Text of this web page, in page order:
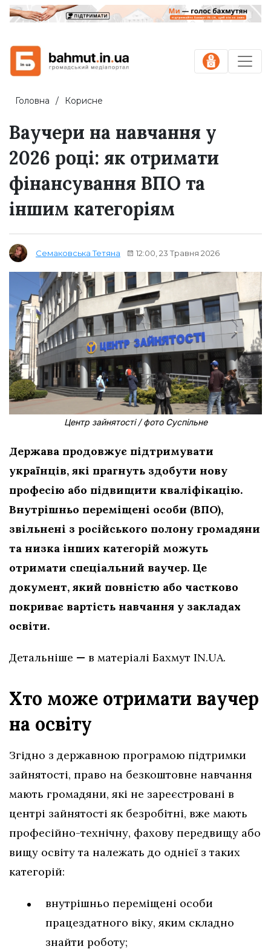
Головна Корисне
Ваучери на навчання у
2026 році: як отримати
фінансування ВПО та
іншим категоріям
Семаковська Тетяна 12:00, 23 Травня 2026
Центр зайнятості / фото Суспільне
Держава продовжує підтримувати
українців, які прагнуть здобути нову
професію або підвищити кваліфікацію.
Внутрішньо переміщені особи (ВПО),
звільнені з російського полону громадяни
та низка інших категорій можуть
отримати спеціальний ваучер. Це
документ, який повністю або частково
покриває вартість навчання у закладах
освіти.
Детальніше — в матеріалі Бахмут IN.UA.
Хто може отримати ваучер
на освіту
Згідно з державною програмою підтримки
зайнятості, право на безкоштовне навчання
мають громадяни, які не зареєстровані в
центрі зайнятості як безробітні, вже мають
професійно-технічну, фахову передвищу або
вищу освіту та належать до однієї з таких
категорій:
внутрішньо переміщені особи
працездатного віку, яким складно
знайти роботу;